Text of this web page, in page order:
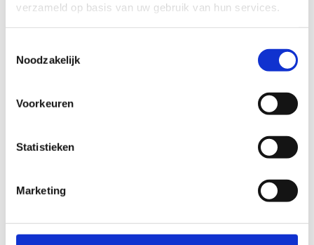
verzameld op basis van uw gebruik van hun services.
Noodzakelijk
Voorkeuren
Statistieken
Marketing
kapot gaan.
Workation